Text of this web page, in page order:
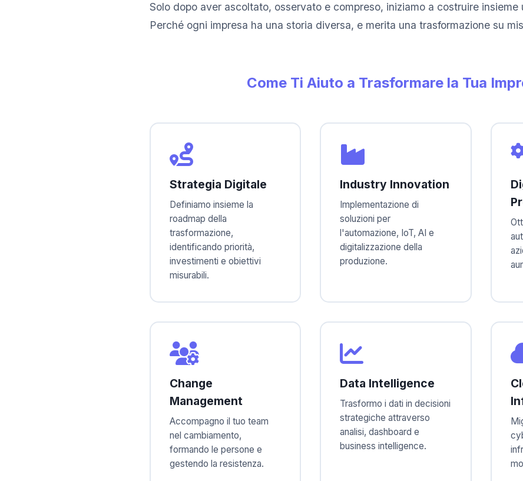
Solo dopo aver ascoltato, osservato e compreso, iniziamo a costruire insieme
Perché ogni impresa ha una storia diversa, e merita una trasformazione su
Come Ti Aiuto a Trasformare la Tua
Strategia Digitale
Definiamo insieme la
roadmap della
trasformazione,
identificando priorità,
investimenti e obiettivi
misurabili.
Industry Innovation
Implementazione di
soluzioni per
l'automazione, IoT, AI e
digitalizzazione della
produzione.
Change
Management
Accompagno il tuo team
nel cambiamento,
formando le persone e
gestendo la resistenza.
Data Intelligence
Trasformo i dati in decisioni
strategiche attraverso
analisi, dashboard e
business intelligence.